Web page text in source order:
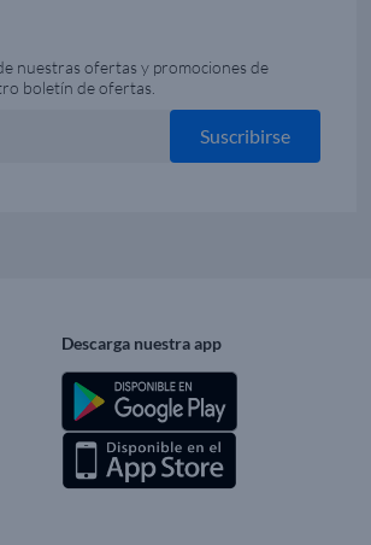
nuestras ofertas y promociones de
boletín de ofertas.
Suscribirse
Descarga nuestra app